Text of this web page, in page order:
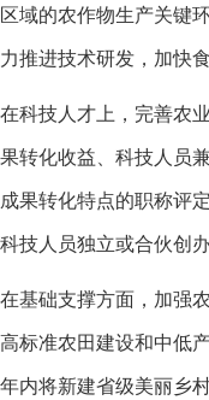
区域的农作物生产关键
力推进技术研发，加快
在科技人才上，完善农
果转化收益、科技人员
成果转化特点的职称评
科技人员独立或合伙创
在基础支撑方面，加强
高标准农田建设和中低
年内将新建省级美丽乡